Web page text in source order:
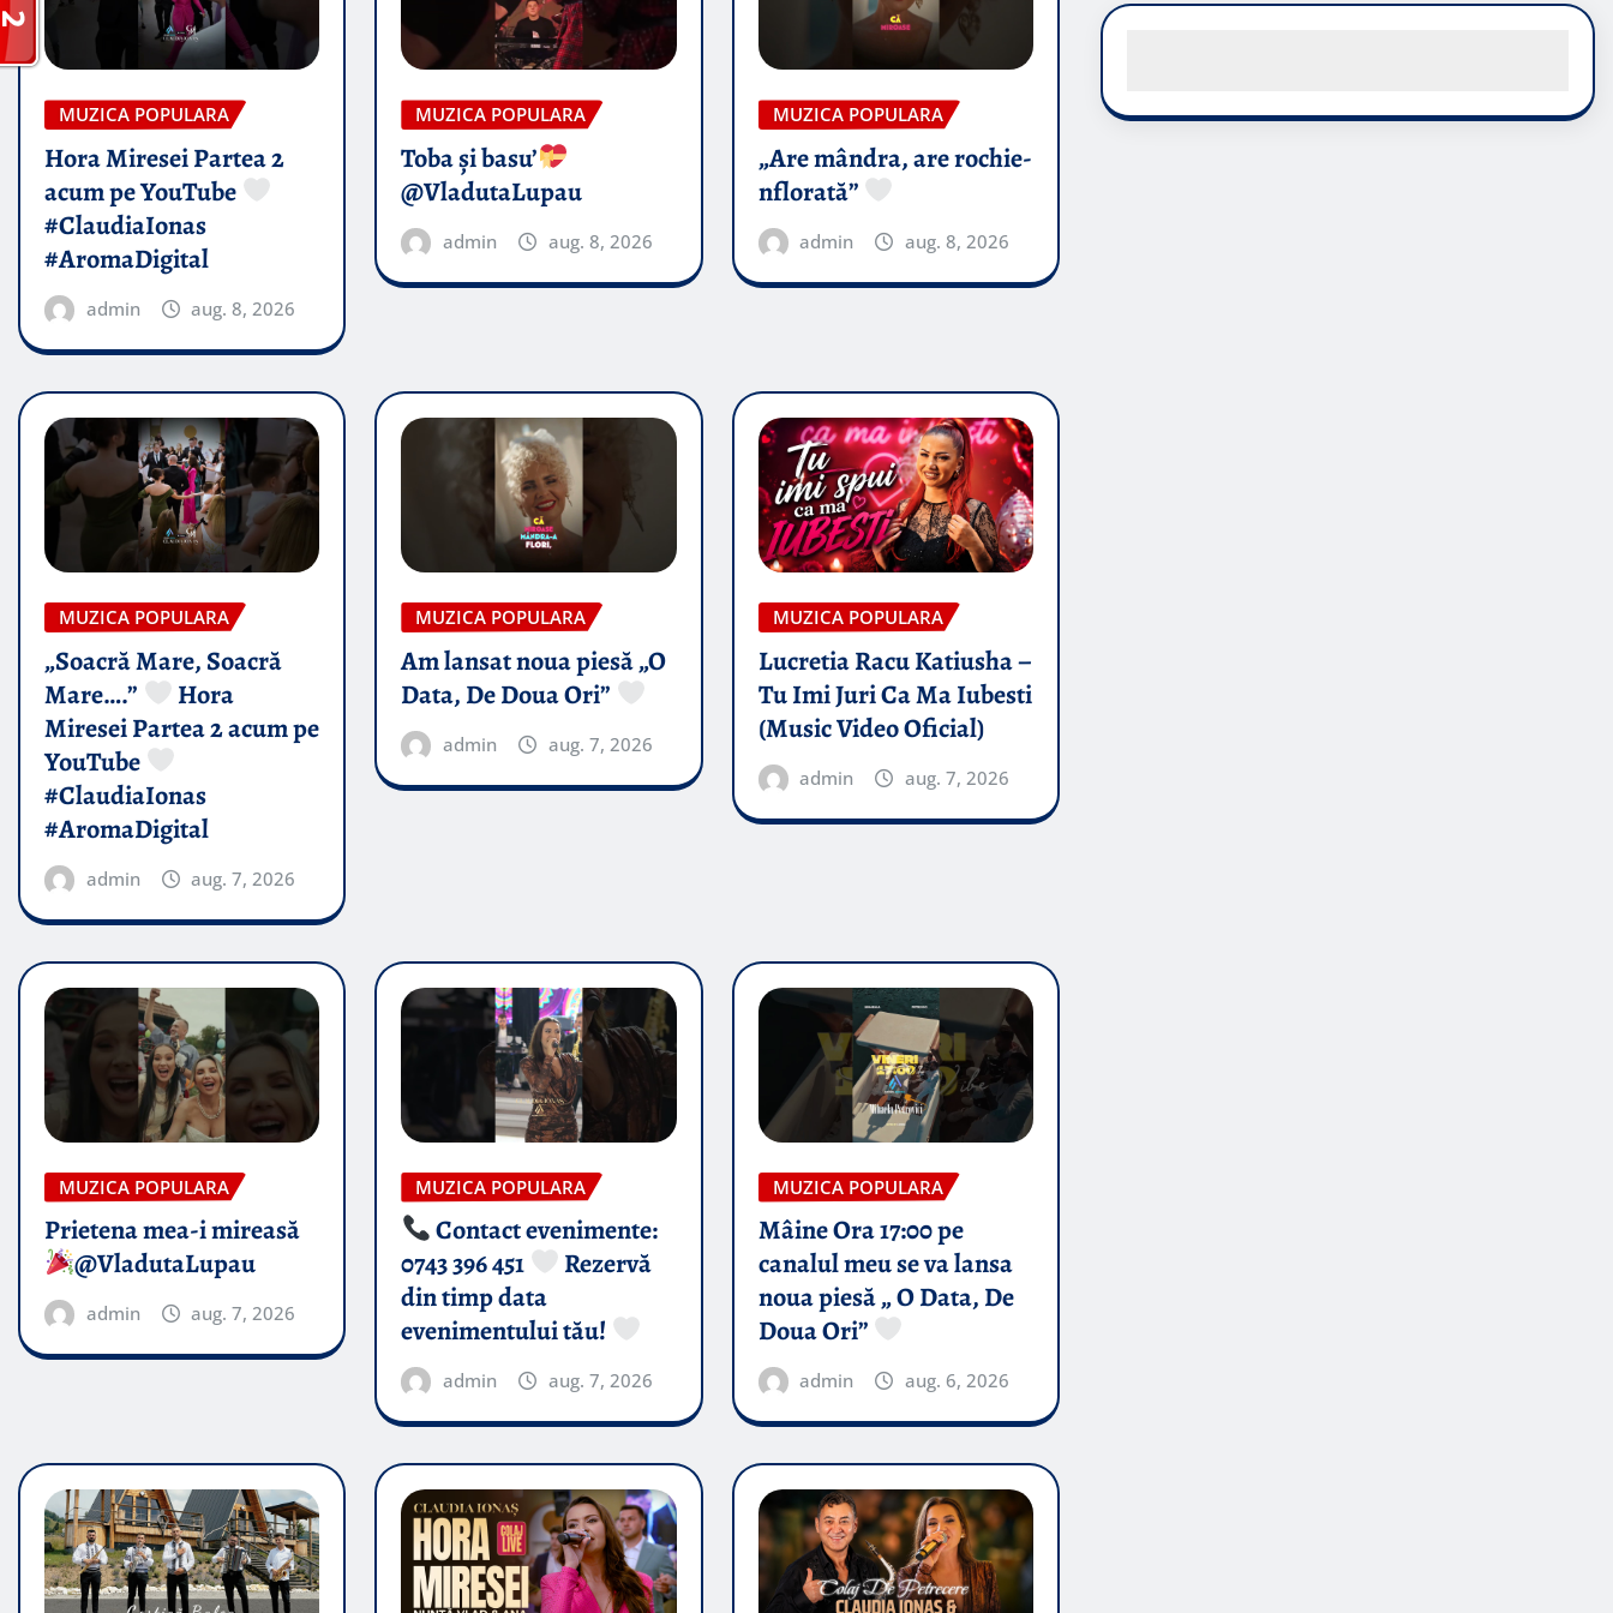
MUZICA POPULARA
Hora Miresei Partea 2
acum pe YouTube
#ClaudiaIonas
#AromaDigital
admin aug. 8, 2026
MUZICA POPULARA
Toba și basu’
@VladutaLupau
admin aug. 8, 2026
MUZICA POPULARA
„Are mândra, are rochie-
nflorată”
admin aug. 8, 2026
MUZICA POPULARA
„Soacră Mare, Soacră
Mare….”
Hora
Miresei Partea 2 acum pe
YouTube
#ClaudiaIonas
#AromaDigital
admin aug. 7, 2026
MUZICA POPULARA
Am lansat noua piesă „O
Data, De Doua Ori”
admin aug. 7, 2026
MUZICA POPULARA
Lucretia Racu Katiusha –
Tu Imi Juri Ca Ma Iubesti
(Music Video Oficial)
admin aug. 7, 2026
MUZICA POPULARA
Prietena mea-i mireasă​
@VladutaLupau
admin aug. 7, 2026
MUZICA POPULARA
Contact evenimente:
0743 396 451
Rezervă
din timp data
evenimentului tău!
admin aug. 7, 2026
MUZICA POPULARA
Mâine Ora 17:00 pe
canalul meu se va lansa
noua piesă „ O Data, De
Doua Ori”
admin aug. 6, 2026